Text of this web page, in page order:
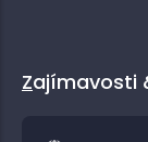
Zajímavosti